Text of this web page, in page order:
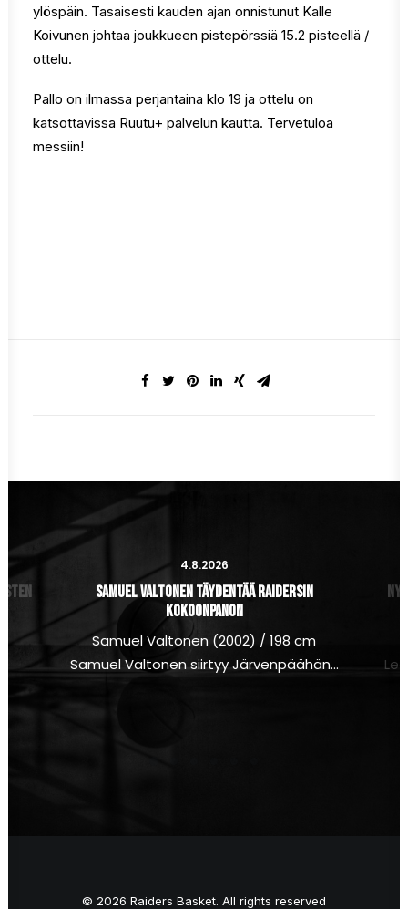
ylöspäin. Tasaisesti kauden ajan onnistunut Kalle
Koivunen johtaa joukkueen pistepörssiä 15.2 pisteellä /
ottelu.
Pallo on ilmassa perjantaina klo 19 ja ottelu on
katsottavissa Ruutu+ palvelun kautta. Tervetuloa
messiin!
4.8.2026
Samuel Valtonen täydentää Raidersin
kokoonpanon
Samuel Valtonen (2002) / 198 cm
Samuel Valtonen siirtyy Järvenpäähän…
© 2026 Raiders Basket. All rights reserved